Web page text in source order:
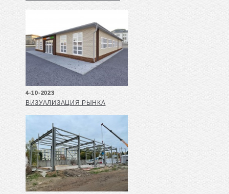
4-10-2023
ВИЗУАЛИЗАЦИЯ РЫНКА